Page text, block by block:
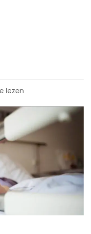
lezen